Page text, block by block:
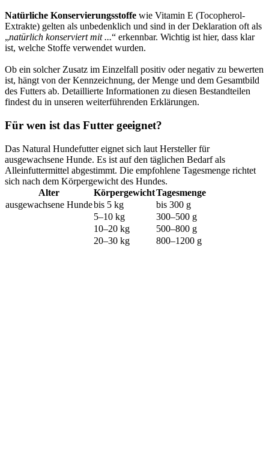
Natürliche Konservierungsstoffe wie Vitamin E (Tocopherol-
Extrakte) gelten als unbedenklich und sind in der Deklaration oft als
„natürlich konserviert mit ...“ erkennbar. Wichtig ist hier, dass klar
ist, welche Stoffe verwendet wurden.
Ob ein solcher Zusatz im Einzelfall positiv oder negativ zu bewerten
ist, hängt von der Kennzeichnung, der Menge und dem Gesamtbild
des Futters ab. Detaillierte Informationen zu diesen Bestandteilen
findest du in unseren weiterführenden Erklärungen.
Für wen ist das Futter geeignet?
Das Natural Hundefutter eignet sich laut Hersteller für
ausgewachsene Hunde. Es ist auf den täglichen Bedarf als
Alleinfuttermittel abgestimmt. Die empfohlene Tagesmenge richtet
sich nach dem Körpergewicht des Hundes.
Alter
KörpergewichtTagesmenge
ausgewachsene Hundebis 5 kg
bis 300 g
5–10 kg
300–500 g
10–20 kg
500–800 g
20–30 kg
800–1200 g